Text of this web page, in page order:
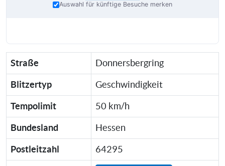
Auswahl für künftige Besuche merken
Straße Donnersbergring
Blitzertyp Geschwindigkeit
Tempolimit 50 km/h
Bundesland Hessen
Postleitzahl 64295